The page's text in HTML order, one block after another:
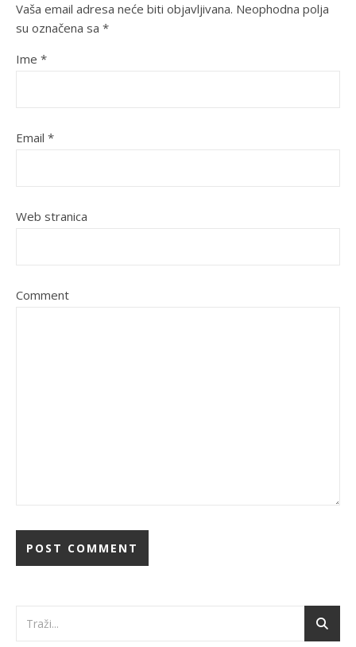
Vaša email adresa neće biti objavljivana. Neophodna polja
su označena sa *
Ime *
Email *
Web stranica
Comment